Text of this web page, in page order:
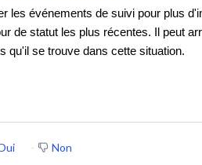
les événements de suivi pour plus
de statut les plus récentes. Il peut
qu'il se trouve dans cette situation.
Non